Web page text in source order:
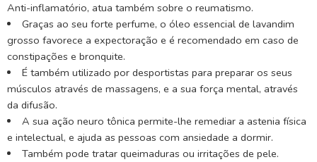
Anti-inflamatório, atua também sobre o reumatismo.
Graças ao seu forte perfume, o óleo essencial de lavandim
grosso favorece a expectoração e é recomendado em caso de
constipações e bronquite.
É também utilizado por desportistas para preparar os seus
músculos através de massagens, e a sua força mental, através
da difusão.
A sua ação neuro tônica permite-lhe remediar a astenia física
e intelectual, e ajuda as pessoas com ansiedade a dormir.
Também pode tratar queimaduras ou irritações de pele.